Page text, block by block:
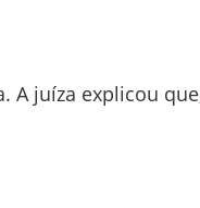
A juíza explicou